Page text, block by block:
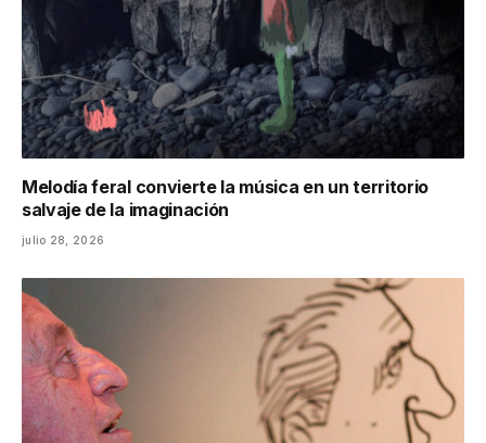
Melodía feral convierte la música en un territorio
salvaje de la imaginación
julio 28, 2026